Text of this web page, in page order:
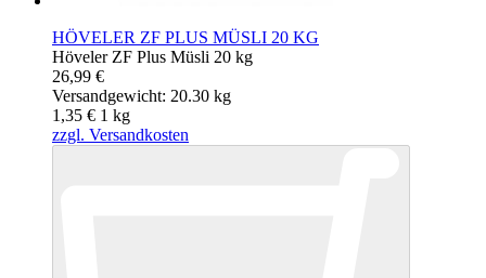
HÖVELER ZF PLUS MÜSLI 20 KG
Höveler ZF Plus Müsli 20 kg
26,99 €
Versandgewicht: 20.30 kg
1,35 € 1 kg
zzgl. Versandkosten